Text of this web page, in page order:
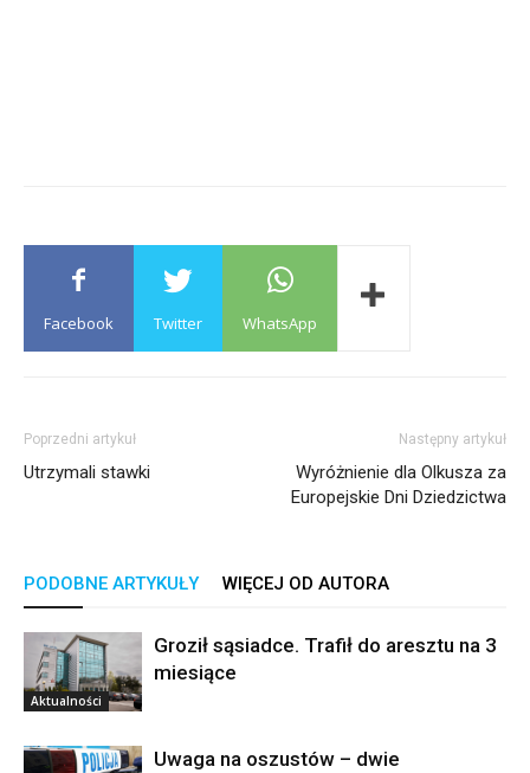
Facebook Twitter WhatsApp
Poprzedni artykuł
Utrzymali stawki
Następny artykuł
Wyróżnienie dla Olkusza za
Europejskie Dni Dziedzictwa
PODOBNE ARTYKUŁY WIĘCEJ OD AUTORA
Aktualności
Groził sąsiadce. Trafił do aresztu na 3
miesiące
Uwaga na oszustów – dwie